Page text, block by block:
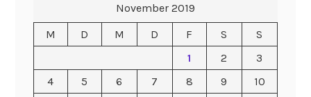
November 2019
M
D M D F S
S
1
2
3
4
5 6 7 8 9
10